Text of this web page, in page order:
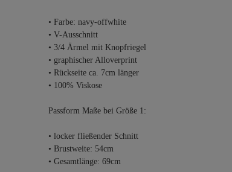
• Farbe: navy-offwhite
• V-Ausschnitt
• 3/4 Ärmel mit Knopfriegel
• graphischer Alloverprint
• Rückseite ca. 7cm länger
• 100% Viskose
Passform Maße bei Größe 1:
• locker fließender Schnitt
• Brustweite: 54cm
• Gesamtlänge: 69cm